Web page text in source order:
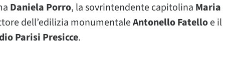
Daniela Porro, la sovrintendente capitolina Maria
dell’edilizia monumentaleAntonello Fatelloe il
Parisi Presicce.